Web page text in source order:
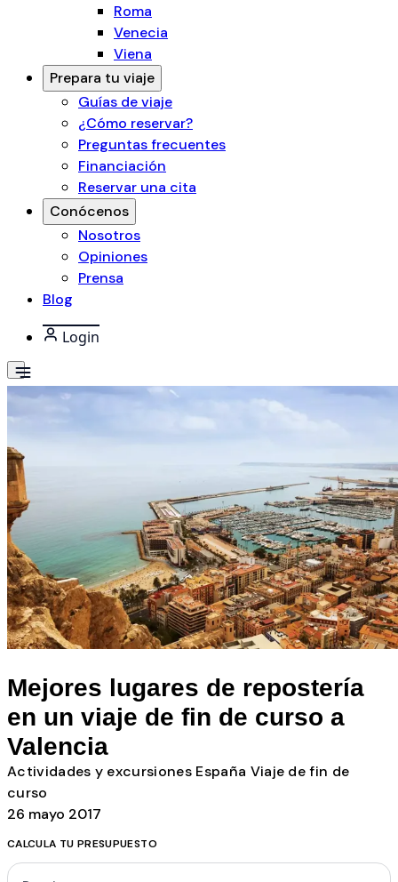
Roma
Venecia
Viena
Prepara tu viaje
Guías de viaje
¿Cómo reservar?
Preguntas frecuentes
Financiación
Reservar una cita
Conócenos
Nosotros
Opiniones
Prensa
Blog
Login
Mejores lugares de repostería
en un viaje de fin de curso a
Valencia
Actividades y excursiones España Viaje de fin de
curso
26 mayo 2017
CALCULA TU PRESUPUESTO